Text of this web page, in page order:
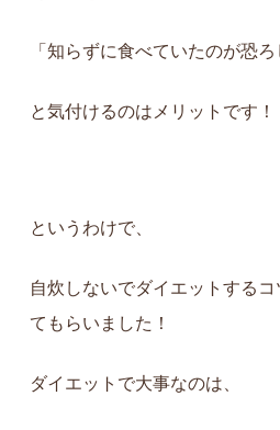
「知らずに食べていたのが恐ろ
と気付けるのはメリットです！
というわけで、
自炊しないでダイエットするコ
てもらいました！
ダイエットで大事なのは、